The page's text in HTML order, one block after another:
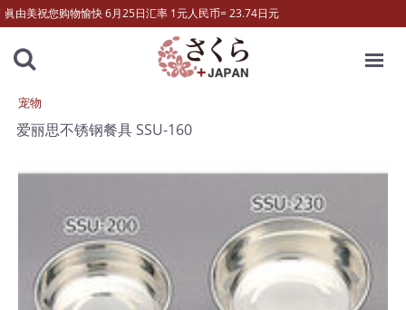
眞由美祝您购物愉快 6月25日汇率 1元人民币= 23.74日元
宠物
爱丽思不锈钢餐具 SSU-160